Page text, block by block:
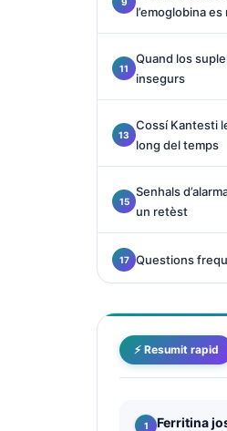
l’emoglobina
Quand los
insegurs
Cossí Kantesti
long del temps
Senhals
un retèst
Questions
⚡ Resumit rapid
Ferritina